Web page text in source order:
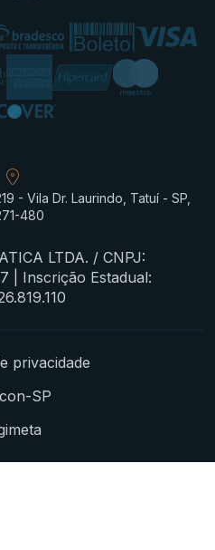
- Vila Dr. Laurindo, Tatuí - SP,
480
LTDA. / CNPJ:
| Inscrição Estadual:
privacidade
SP